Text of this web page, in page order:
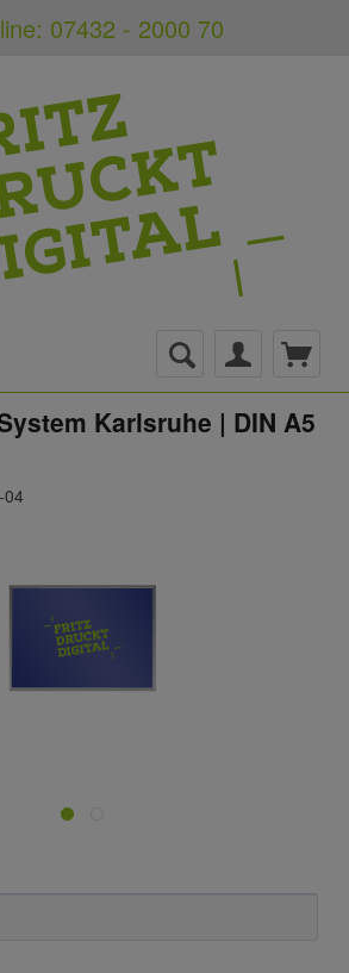
07432 - 2000 70
Karlsruhe | DIN A5
04